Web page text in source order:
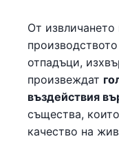
От
отпадъци,
произвеждат
въздействия
същества,
качество на